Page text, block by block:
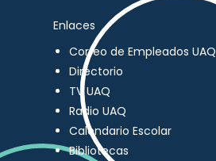
Enlaces
Correo de Empleados UAQ
Directorio
TV UAQ
Radio UAQ
Calendario Escolar
Bibliotecas